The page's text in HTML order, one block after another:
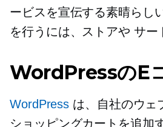
ービスを宣伝する素晴らし
を行うには、ストアや サー
WordPressのE
WordPress は、自社のウェ
ショッピングカートを追加